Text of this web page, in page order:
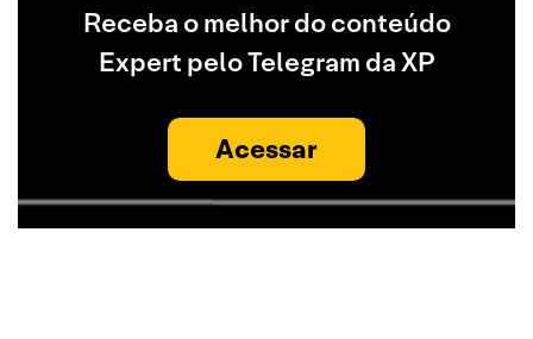
Receba o melhor do conteúdo
Expert pelo Telegram da XP
Acessar